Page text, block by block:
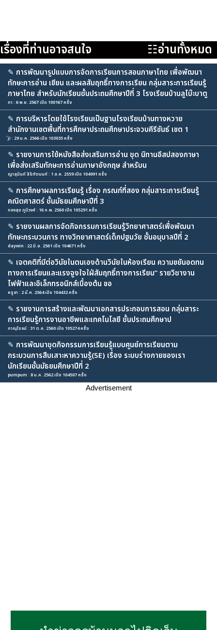
เรื่องที่ท่านอาจสนใจ ☷อ่านทั้งหมด
✎ การพัฒนารูปแบบการจัดการเรียนการสอนภาษาไทย เพื่อพัฒนา
ทักษะการอ่าน เขียน และผลสัมฤทธิ์ทางการเรียน กลุ่มสาระการเรียนรู้
ภาษาไทย สำหรับนักเรียนชั้นประถมศึกษาปีที่ 3 โรงเรียนบ้านลูโบ๊ะบาตู
ภา : 6 พ.ย. 2567 เปิด 100167 ครั้ง
✎ การบริหารโดยใช้โรงเรียนเป็นฐานโรงเรียนบ้านทางหวาย
สำนักงานเขตพื้นที่การศึกษาประถมศึกษาประจวบคีรีขันธ์ เขต 1
่ji : 29 ม.ค. 2566 เปิด 103035 ครั้ง
✎ รายงานการใช้หนังสือส่งเสริมการอ่าน ชุด นิทานอีสปสองภาษา
เพื่อส่งเสริมทักษะการอ่านภาษาอังกฤษ สำหรับน
ญาสุมินท์ สิริทัตนนท์ : 1 ส.ค. 2559 เปิด 104991 ครั้ง
✎ การศึกษาผลการเรียนรู้ เรื่อง กรณฑ์ที่สอง กลุ่มสาระการเรียนรู้
คณิตศาสตร์ ชั้นมัธยมศึกษาปีที่ 3
ทองสุข ภูมิวงศ์ : 16 ก.พ. 2560 เปิด 105291 ครั้ง
✎ รายงานผลการจัดกิจกรรมการเรียนรู้วิทยาศาสตร์เพื่อพัฒนา
ทักษะกระบวนการ ทางวิทยาศาสตร์เด็กปฐมวัย ชั้นอนุบาลปีที่ 2
daywin : 22 มิ.ย. 2561 เปิด 104671 ครั้ง
✎ เจตคติที่มีต่อวินัยในตนเองด้านวินัยในห้องเรียน ความขยันอดทน
ทางการเรียนและแรงจูงใจใฝ่สัมฤทธิ์ทางการเรียน” รายวิชางาน
ไฟฟ้าและอิเล็กทรอนิกส์เบื้องต้น ขอ
ครูจา : 2 มี.ค. 2564 เปิด 104432 ครั้ง
✎ รายงานการสร้างและพัฒนาเอกสารประกอบการสอน กลุ่มสาระ
การเรียนรู้การงานอาชีพและเทคโนโลยี ชั้นประถมศึกษาป
ภาณุโรจน์ : 31 ต.ค. 2560 เปิด 105274 ครั้ง
✎ การพัฒนาชุดกิจกรรมการเรียนรู้แบบศูนย์การเรียนตาม
กระบวนการสืบเสาะหาความรู้(5E) เรื่อง ระบบร่างกายของเรา
นักเรียนชั้นมัธยมศึกษาปีที่ 2
pumpum : 8 ม.ค. 2562 เปิด 104507 ครั้ง
Advertisement